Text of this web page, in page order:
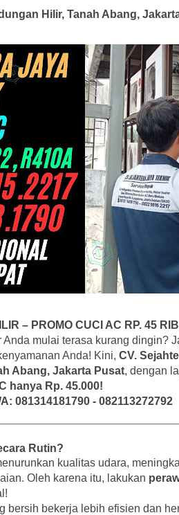
Hilir, Tanah Abang,
– PROMO CUCI AC RP. 45
mulai terasa kurang dingin?
Anda! Kini, CV.
Abang, Jakarta Pusat, dengan
hanya Rp. 45.000!
081314181790 - 082113272792
Rutin?
kualitas udara,
Oleh karena itu, lakukan
bersih bekerja lebih efisien dan